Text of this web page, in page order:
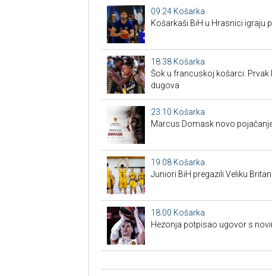
09:24 Košarka
Košarkaši BiH u Hrasnici igraju
18:38 Košarka
Šok u francuskoj košarci: Prvak
dugova
23:10 Košarka
Marcus Domask novo
19:08 Košarka
Juniori BiH pregazili Veliku
18:00 Košarka
Hezonja potpisao ugovor s